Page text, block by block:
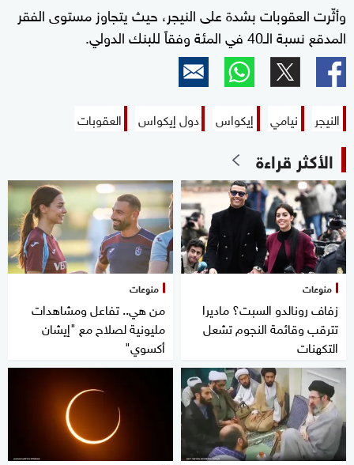
وأثّرت العقوبات بشدة على النيجر، حيث يتجاوز مستوى الفقر
المدقع نسبة الـ40 في المئة وفقاً للبنك الدولي.
النيجر نيامي إيكواس دول إيكواس العقوبات
الأكثر قراءة
منوعات
زفاف رونالدو السبت؟ ماديرا
تترقب وقائمة النجوم تشعل
التكهنات
منوعات
من هي.. تفاعل ومشاهدات
مليونية لصلاح مع "إيشان
أكسوي"